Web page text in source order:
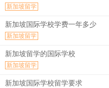
新加坡留学
新加坡国际学校学费一年多少
新加坡留学
新加坡留学的国际学校
新加坡留学
新加坡国际学校留学要求